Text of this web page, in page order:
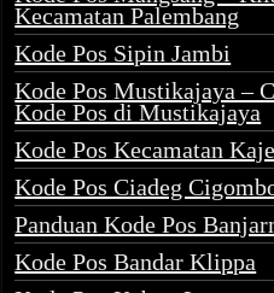
Kecamatan Palembang
Kode Pos Sipin Jambi
Kode Pos Mustikajaya –
Kode Pos di Mustikajaya
Kode Pos Kecamatan
Kode Pos Ciadeg
Panduan Kode Pos
Kode Pos Bandar Klippa